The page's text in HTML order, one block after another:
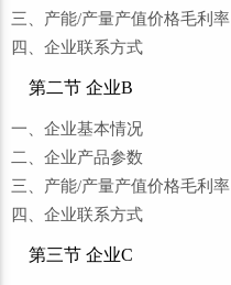
三、产能/产量产值价格毛利率
四、企业联系方式
第二节 企业B
一、企业基本情况
二、企业产品参数
三、产能/产量产值价格毛利率
四、企业联系方式
第三节 企业C